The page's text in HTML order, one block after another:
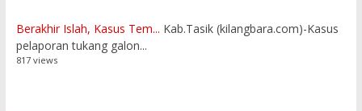
Berakhir Islah, Kasus Tem... Kab.Tasik (kilangbara.com)-Kasus
pelaporan tukang galon...
817 views